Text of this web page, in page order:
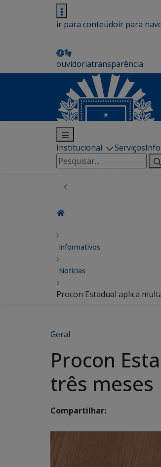
ir para conteúdoir para
ouvidoriatransparência
Institucional Serviços
Pesquisar
por:
Informativos
Notícias
Procon Estadual aplica
Geral
Procon
três meses
Compartilhar: